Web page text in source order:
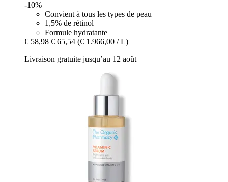
-10%
Convient à tous les types de peau
1,5% de rétinol
Formule hydratante
€ 58,98 € 65,54 (€ 1.966,00 / L)
Livraison gratuite jusqu’au 12 août